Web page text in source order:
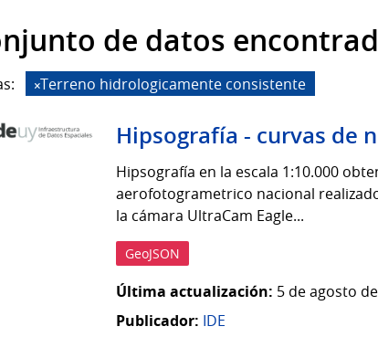
de datos
Terreno hidrologicamente consistente
Hipsografía - curvas de
Hipsografía en la escala 1:10.000
aerofotogrametrico nacional
la cámara UltraCam Eagle...
GeoJSON
Última actualización: 5 de agosto
Publicador: IDE